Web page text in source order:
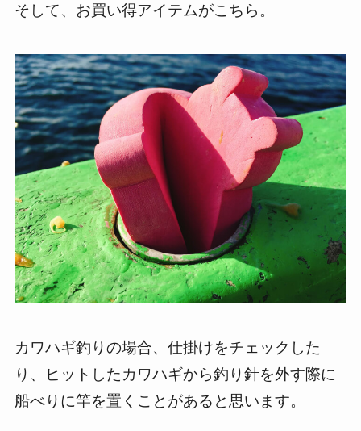
そして、お買い得アイテムがこちら。
カワハギ釣りの場合、仕掛けをチェックした
り、ヒットしたカワハギから釣り針を外す際に
船べりに竿を置くことがあると思います。